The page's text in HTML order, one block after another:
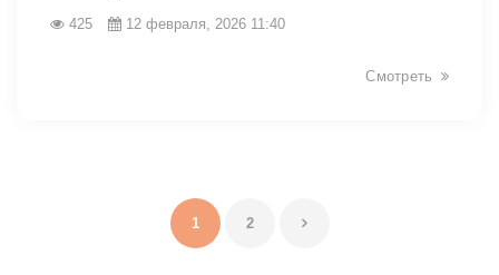
425 12 февраля, 2026 11:40
Смотреть
1 2